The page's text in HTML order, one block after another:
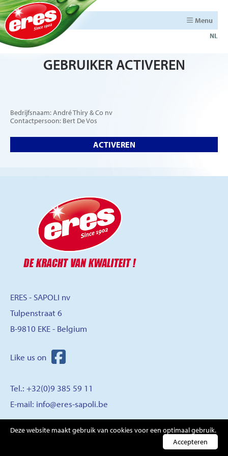
Deze website maakt gebruik van cookies voor een optimaal gebruik.
Accepteren
Menu
NL
GEBRUIKER ACTIVEREN
Bedrijfsnaam: André Thiry & Co nv
Contactpersoon: Bert De Vos
ACTIVEREN
ERES - SAPOLI nv
Tulpenstraat 6
B-9810 EKE - Belgium
Tel.: +32(0)9 385 59 11
E-mail: info@eres-sapoli.be
CONTACT